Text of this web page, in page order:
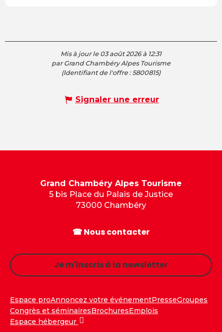
Mis à jour le 03 août 2026 à 12:31
par Grand Chambéry Alpes Tourisme
(Identifiant de l'offre :5800815)
Signaler une erreur
Grand Chambéry Alpes Tourisme
5 bis Place du Palais de Justice
73000 Chambéry
☎ Nous contacter
Je m'inscris à la newsletter
Espace proAnnoncez votre événementPresseGroupes
Congrès et séminairesBrochuresEmplois
Espace hébergeur